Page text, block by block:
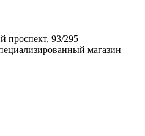
проспект, 93/295
магазин